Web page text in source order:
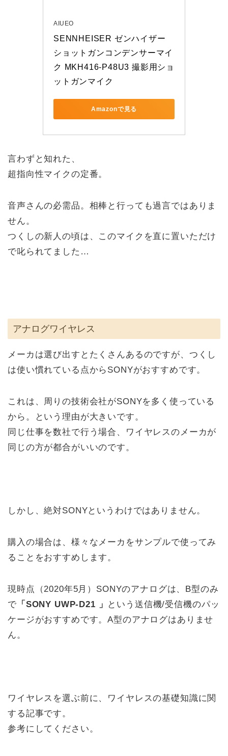
AIUEO
SENNHEISER ゼンハイザー
ショットガンコンデンサーマイ
ク MKH416-P48U3 撮影用ショ
ットガンマイク
Amazonで見る
言わずと知れた、
超指向性マイクの定番。
音声さんの必需品。相棒と行っても過言ではありま
せん。
つくしの新人の頃は、このマイクを直に置いただけ
で叱られてました…
アナログワイヤレス
メーカは選び出すとたくさんあるのですが、つくし
は使い慣れている点からSONYがおすすめです。
これは、周りの技術会社がSONYを多く使っている
から。という理由が大きいです。
同じ仕事を数社で行う場合、ワイヤレスのメーカが
同じの方が都合がいいのです。
しかし、絶対SONYというわけではありません。
購入の場合は、様々なメーカをサンプルで使ってみ
ることをおすすめします。
現時点（2020年5月）SONYのアナログは、B型のみ
で 「SONY UWP-D21 」
という送信機/受信機のパッ
ケージがおすすめです。A型のアナログはありませ
ん。
ワイヤレスを選ぶ前に、ワイヤレスの基礎知識に関
する記事です。
参考にしてください。